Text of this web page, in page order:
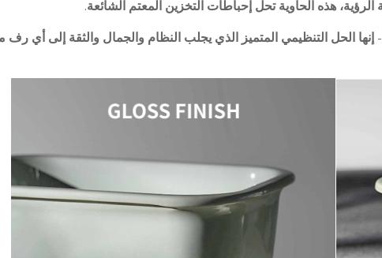
هذه الحاوية تحل إحباطات التخزين المعتم الشائعة.
الحل التنظيمي المتميز الذي يجلب النظام والجمال والثقة إلى أي رف